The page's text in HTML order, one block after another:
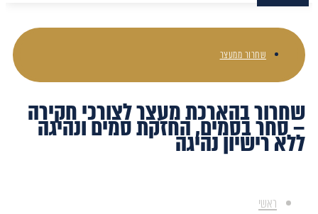
שחרור ממעצר
שחרור בהארכת מעצר לצורכי חקירה
– סחר בסמים, החזקת סמים ונהיגה
ללא רישיון נהיגה
ראשי